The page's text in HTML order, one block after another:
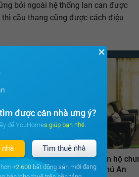
bởi ngoài hệ thống lan can được
cầu thang cũng được cách điệu
Khu căn hộ Sky
Bán căn hộ
Lam Phú An
✕
được căn nhà ưng ý?
để YouHomes giúp bạn nhé.
Tìm thuê nhà
+2.600bất động sản mới đang